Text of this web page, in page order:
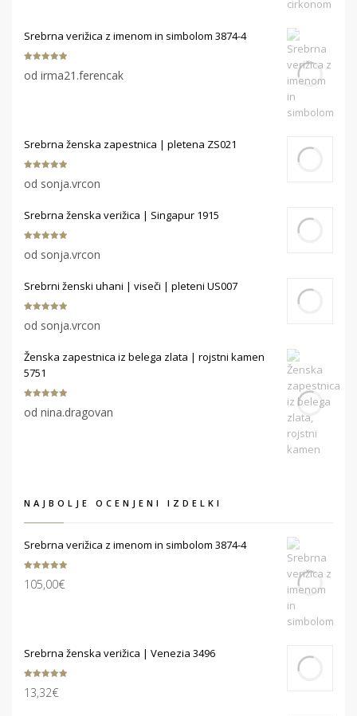
Srebrna verižica z imenom in simbolom 3874-4
od 5
od irma21.ferencak
Srebrna ženska zapestnica | pletena ZS021
od 5
od sonja.vrcon
Srebrna ženska verižica | Singapur 1915
od 5
od sonja.vrcon
Srebrni ženski uhani | viseči | pleteni US007
od 5
od sonja.vrcon
Ženska zapestnica iz belega zlata | rojstni kamen
5751
od 5
od nina.dragovan
NAJBOLJE OCENJENI IZDELKI
Srebrna verižica z imenom in simbolom 3874-4
5.00od 5
105,00€
Srebrna ženska verižica | Venezia 3496
5.00 od 5
13,32€